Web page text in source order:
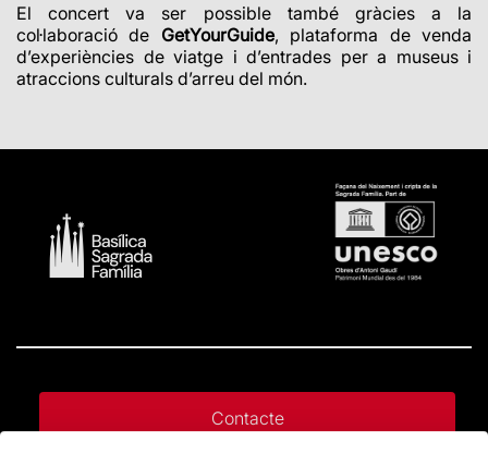
El concert va ser possible també gràcies a la
col·laboració de GetYourGuide, plataforma de venda
d’experiències de viatge i d’entrades per a museus i
atraccions culturals d’arreu del món.
Contacte